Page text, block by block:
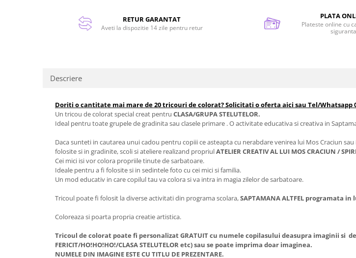
RETUR GARANTAT
Aveti la dispozitie 14 zile pentru retur
PLATA
Plateste online cu
siguranta
Descriere
Doriti o cantitate mai mare de 20 tricouri de colorat? Solicitati o oferta aici sau Tel/Whatsapp
Un tricou de colorat special creat pentru CLASA/GRUPA STELUTELOR.
Ideal pentru toate grupele de gradinita sau clasele primare . O activitate educativa si creativa in
Daca sunteti in cautarea unui cadou pentru copiii ce asteapta cu nerabdare venirea lui Mos Craciun
folosite si in gradinite, scoli si ateliere realizand propriulATELIER CREATIV AL LUI MOS CRACIUN /
Cei mici isi vor colora propriile tinute de sarbatoare.
Ideale pentru a fi folosite si in sedintele foto cu cei mici si familia.
Un mod educativ in care copilul tau va colora si va intra in magia zilelor de sarbatoare.
Tricoul poate fi folosit la diverse activitati din programa scolara,SAPTAMANA ALTFEL programata
Coloreaza si poarta propria creatie artistica.
Tricoul de colorat poate fi personalizat GRATUIT cu numele copilasului deasupra imaginii si
FERICIT/HO!HO!HO!/CLASA STELUTELOR etc) sau se poate imprima doar imaginea.
NUMELE DIN IMAGINE ESTE CU TITLU DE PREZENTARE.